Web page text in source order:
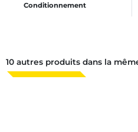
Conditionnement
10 autres produits dans la